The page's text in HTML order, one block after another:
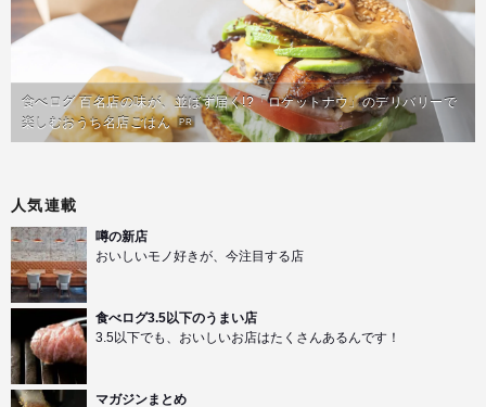
食べログ 百名店の味が、並ばず届く!?「ロケットナウ」のデリバリーで
楽しむおうち名店ごはん PR
人気連載
噂の新店
おいしいモノ好きが、今注目する店
食べログ3.5以下のうまい店
3.5以下でも、おいしいお店はたくさんあるんです！
マガジンまとめ